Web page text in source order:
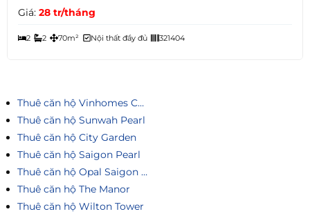
Giá: 28 tr/tháng
2 2 70m² Nội thất đầy đủ 321404
Thuê căn hộ Vinhomes Central Park
Thuê căn hộ Sunwah Pearl
Thuê căn hộ City Garden
Thuê căn hộ Saigon Pearl
Thuê căn hộ Opal Saigon Pearl
Thuê căn hộ The Manor
Thuê căn hộ Wilton Tower